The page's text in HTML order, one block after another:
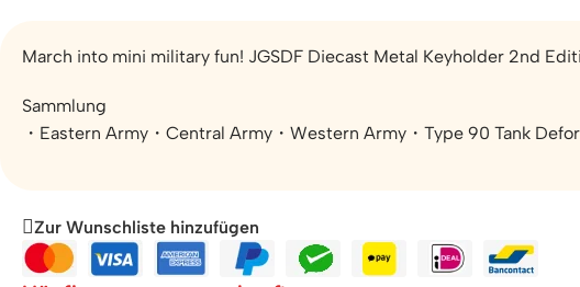
March into mini military fun! JGSDF Diecast Metal Keyholder 2nd
Sammlung
・Eastern Army・Central Army・Western Army・Type 90 Tank
Zur Wunschliste hinzufügen